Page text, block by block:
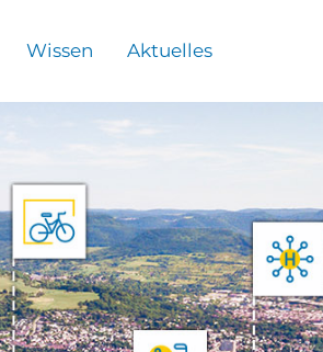
Wissen Aktuelles